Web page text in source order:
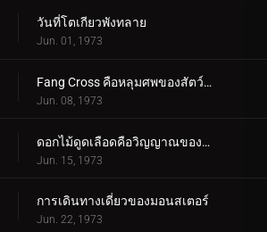
วันที่โตเกียวพังทลาย
Jun. 01, 1973
Fang Cross คือหลุมศพของสัตว์ประหลาด!
Jun. 08, 1973
ดอกไม้ดูดเลือดคือวิญญาณของเด็กสาว
Jun. 15, 1973
การเดินทางเดี่ยวของมอนสเตอร์
Jun. 22, 1973